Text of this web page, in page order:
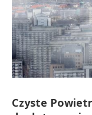
Czyste